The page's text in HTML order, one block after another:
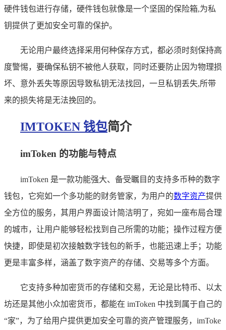
硬件钱包进行存储，硬件钱包就像是一个坚固的保险箱,为私
钥提供了更加安全可靠的保护。
无论用户最终选择采用何种保存方式，都必须时刻保持高
度警惕，要确保私钥不被他人获取，同时还要防止因为物理损
坏、意外丢失等原因导致私钥无法找回，一旦私钥丢失,所带
来的损失将是无法挽回的。
IMTOKEN 钱包简介
imToken 的功能与特点
imToken 是一款功能强大、备受瞩目的支持多币种的数字
钱包，它宛如一个多功能的财务管家，为用户的数字资产提供
全方位的服务，其用户界面设计简洁明了，宛如一座布局合理
的城市，让用户能够轻松找到自己所需的功能；操作过程方便
快捷，即使是初次接触数字钱包的新手，也能迅速上手；功能
更是丰富多样，涵盖了数字资产的存储、交易等多个方面。
它支持多种加密货币的存储和交易，无论是比特币、以太
坊还是其他小众加密货币，都能在 imToken 中找到属于自己的
“家”，为了给用户提供更加安全可靠的资产管理服务，imToke